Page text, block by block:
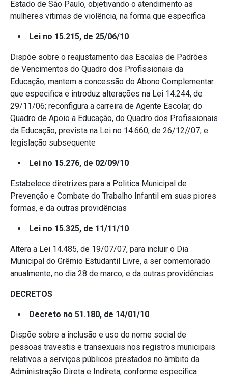
Estado de São Paulo, objetivando o atendimento as
mulheres vitimas de violência, na forma que especifica
Lei no 15.215, de 25/06/10
Dispõe sobre o reajustamento das Escalas de Padrões
de Vencimentos do Quadro dos Profissionais da
Educação, mantem a concessão do Abono Complementar
que especifica e introduz alterações na Lei 14.244, de
29/11/06; reconfigura a carreira de Agente Escolar, do
Quadro de Apoio a Educação, do Quadro dos Profissionais
da Educação, prevista na Lei no 14.660, de 26/12//07, e
legislação subsequente
Lei no 15.276, de 02/09/10
Estabelece diretrizes para a Politica Municipal de
Prevenção e Combate do Trabalho Infantil em suas piores
formas, e da outras providências
Lei no 15.325, de 11/11/10
Altera a Lei 14.485, de 19/07/07, para incluir o Dia
Municipal do Grêmio Estudantil Livre, a ser comemorado
anualmente, no dia 28 de marco, e da outras providências
DECRETOS
Decreto no 51.180, de 14/01/10
Dispõe sobre a inclusão e uso do nome social de
pessoas travestis e transexuais nos registros municipais
relativos a serviços públicos prestados no âmbito da
Administração Direta e Indireta, conforme especifica